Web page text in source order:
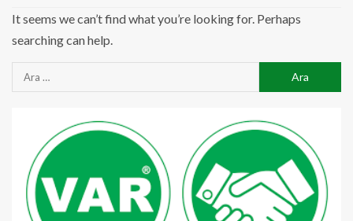
It seems we can’t find what you’re looking for. Perhaps
searching can help.